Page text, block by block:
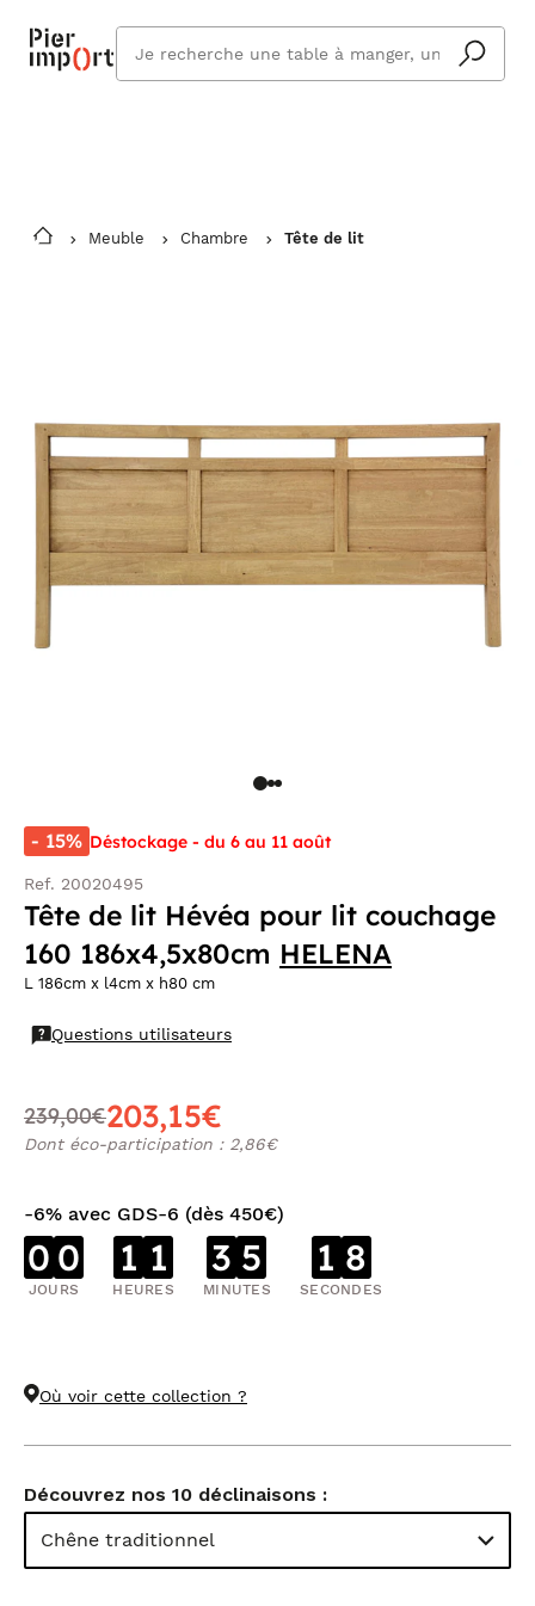
Vous êtes absent ? Pier Import s'adapte
et vous livre à votre retour.
En savoir plus
cherchez
vous ?
Meuble Chambre Tête de lit
- 15% Déstockage - du 6 au 11 août
Ref. 20020495
Tête de lit Hévéa pour lit couchage
160 186x4,5x80cm HELENA
L 186cm x l4cm x h80 cm
Questions utilisateurs
239,00€203,15€
Dont éco-participation : 2,86€
-6% avec GDS-6 (dès 450€)
0 0
JOURS
1 1
HEURES
3 5
MINUTES
1 8
SECONDES
Où voir cette collection ?
Découvrez nos 10 déclinaisons :
Chêne traditionnel